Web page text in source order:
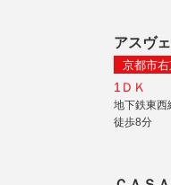
アスヴ
京都市
1ＤＫ
地下鉄東西
徒歩8分